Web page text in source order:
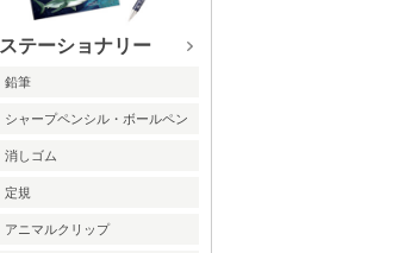
ステーショナリー
鉛筆
シャープペンシル・ボールペン
消しゴム
定規
アニマルクリップ